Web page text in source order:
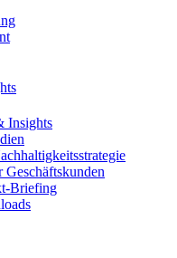
Insights
Briefing